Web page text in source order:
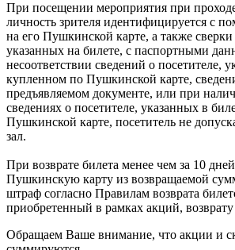
При посещении мероприятия при
личность зрителя идентифицируется с
на его Пушкинской карте, а также
указанных на билете, с паспортными
несоответствии сведений о посетителе,
купленном по Пушкинской карте,
предъявляемом документе, или при
сведениях о посетителе, указанных в
Пушкинской карте, посетитель не
зал.
При возврате билета менее чем за 10
Пушкинскую карту из возвращаемой
штраф согласно Правилам возврата
приобретенный в рамках акций,
Обращаем Ваше внимание, что акции и